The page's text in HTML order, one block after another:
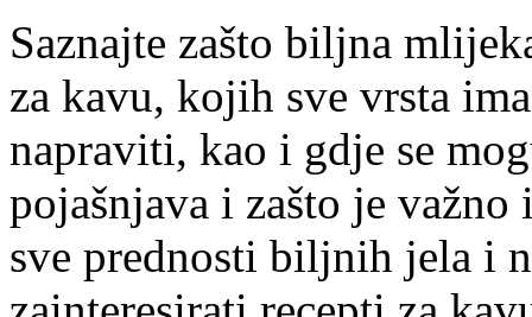
Saznajte zašto biljna
za kavu, kojih sve vrsta
napraviti, kao i gdje se
pojašnjava i zašto je
sve prednosti biljnih jela i